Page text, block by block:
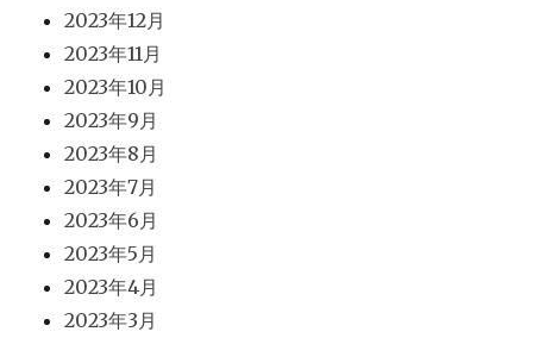
2023年12月
2023年11月
2023年10月
2023年9月
2023年8月
2023年7月
2023年6月
2023年5月
2023年4月
2023年3月